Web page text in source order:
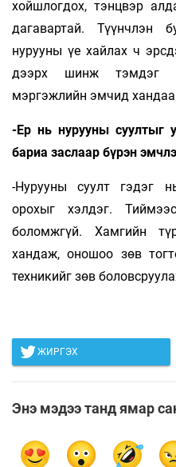
хойшлогдох, тэнцвэр
дагавартай. Түүнчлэн
нурууны үе хайлах ч
дээрх шинж тэмдэг
мэргэжлийн эмчид
-Ер нь нурууны суултыг
бариа заслаар бүрэн
-Нурууны суулт гэдэг
орохыг хэлдэг.
боломжгүй. Хамгийн
хандаж, оношоо зөв
техникийг зөв
ЖИРГЭХ
Энэ мэдээ танд ямар